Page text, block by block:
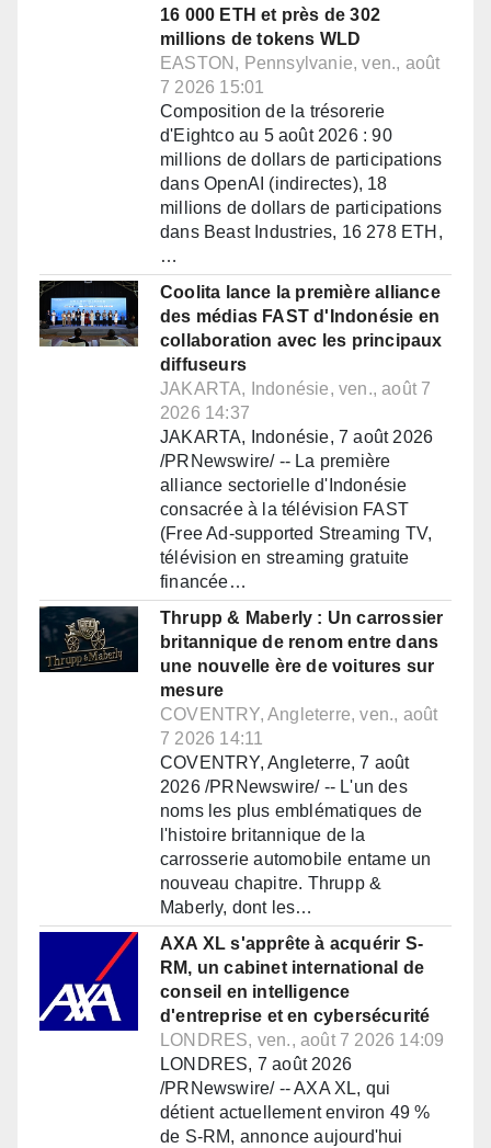
16 000 ETH et près de 302
millions de tokens WLD
EASTON, Pennsylvanie, ven., août
7 2026 15:01
Composition de la trésorerie
d'Eightco au 5 août 2026 : 90
millions de dollars de participations
dans OpenAI (indirectes), 18
millions de dollars de participations
dans Beast Industries, 16 278 ETH,
…
Coolita lance la première alliance
des médias FAST d'Indonésie en
collaboration avec les principaux
diffuseurs
JAKARTA, Indonésie, ven., août 7
2026 14:37
JAKARTA, Indonésie, 7 août 2026
/PRNewswire/ -- La première
alliance sectorielle d'Indonésie
consacrée à la télévision FAST
(Free Ad-supported Streaming TV,
télévision en streaming gratuite
financée…
Thrupp & Maberly : Un carrossier
britannique de renom entre dans
une nouvelle ère de voitures sur
mesure
COVENTRY, Angleterre, ven., août
7 2026 14:11
COVENTRY, Angleterre, 7 août
2026 /PRNewswire/ -- L'un des
noms les plus emblématiques de
l'histoire britannique de la
carrosserie automobile entame un
nouveau chapitre. Thrupp &
Maberly, dont les…
AXA XL s'apprête à acquérir S-
RM, un cabinet international de
conseil en intelligence
d'entreprise et en cybersécurité
LONDRES, ven., août 7 2026 14:09
LONDRES, 7 août 2026
/PRNewswire/ -- AXA XL, qui
détient actuellement environ 49 %
de S-RM, annonce aujourd'hui